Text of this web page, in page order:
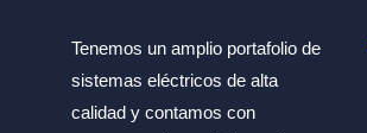
Tenemos un amplio portafolio de
sistemas eléctricos de alta
calidad y contamos con